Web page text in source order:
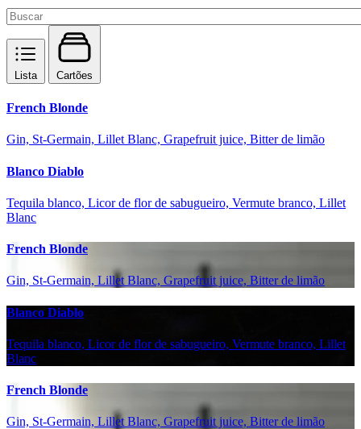
Lista Cartões
French Blonde
Gin, St-Germain, Lillet Blanc, Grapefruit juice, Bitter de limão
Blanco Diablo
Tequila blanco, Licor de flor de sabugueiro, Vermute branco, Lillet
Blanc
French Blonde
Gin, St-Germain, Lillet Blanc, Grapefruit juice, Bitter de limão
Blanco Diablo
Tequila blanco, Licor de flor de sabugueiro, Vermute branco, Lillet
Blanc
French Blonde
Gin, St-Germain, Lillet Blanc, Grapefruit juice, Bitter de limão